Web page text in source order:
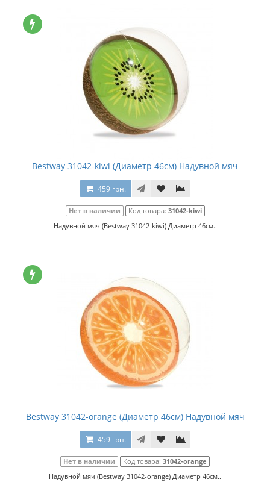
Bestway 31042-kiwi (Диаметр 46см) Надувной мяч
459 грн.
Нет в наличии Код товара: 31042-kiwi
Надувной мяч (Bestway 31042-kiwi) Диаметр 46см..
Bestway 31042-orange (Диаметр 46см) Надувной мяч
459 грн.
Нет в наличии Код товара: 31042-orange
Надувной мяч (Bestway 31042-orange) Диаметр 46см..